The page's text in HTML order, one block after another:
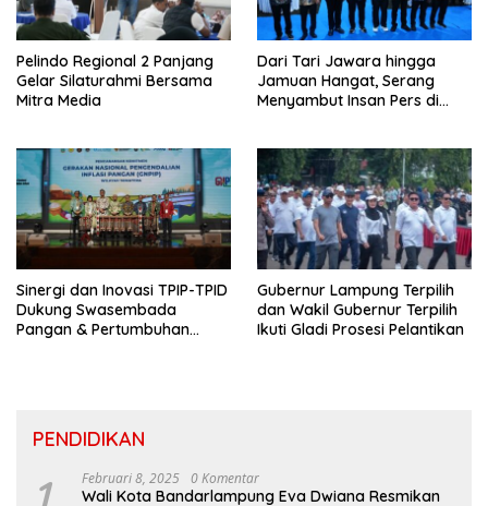
Pelindo Regional 2 Panjang
Gelar Silaturahmi Bersama
Mitra Media
Dari Tari Jawara hingga
Jamuan Hangat, Serang
Menyambut Insan Pers di
Sinergi dan Inovasi TPIP-TPID
Dukung Swasembada
Pangan & Pertumbuhan
Gubernur Lampung Terpilih
dan Wakil Gubernur Terpilih
Ikuti Gladi Prosesi Pelantikan
PENDIDIKAN
Februari 8, 2025 0 Komentar
Wali Kota Bandarlampung Eva Dwiana Resmikan